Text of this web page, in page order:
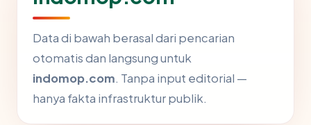
Data di bawah berasal dari pencarian
otomatis dan langsung untuk
indomop.com. Tanpa input editorial —
hanya fakta infrastruktur publik.